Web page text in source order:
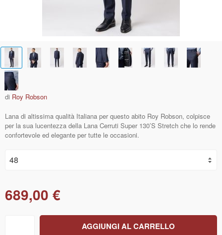
di Roy Robson
Lana di altissima qualità Italiana per questo abito Roy Robson, colpisce
per la sua lucentezza della Lana Cerruti Super 130’S Stretch che lo rende
confortevole ed elegante per tutte le occasioni.
689,00 €